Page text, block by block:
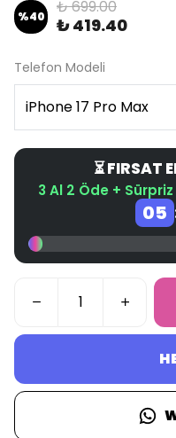
%40 ₺ 699.00
₺ 419.40
Telefon Modeli
⏳ FIRSAT
3 Al 2 Öde +
05